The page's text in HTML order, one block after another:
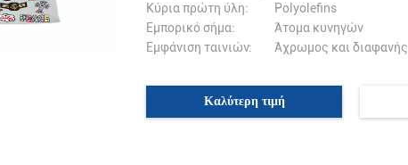
Κύρια πρώτη ύλη:
Polyolefins
Εμπορικό σήμα:
Άτομα κυνηγών
Εμφάνιση ταινιών:
Άχρωμος και διαφανής
Καλύτερη τιμή